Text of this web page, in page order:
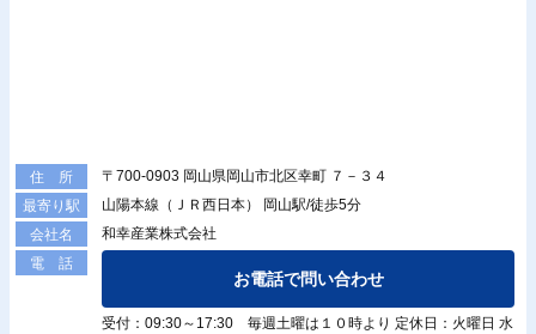
住 所
〒700-0903 岡山県岡山市北区幸町 ７－３４
最寄り駅
山陽本線（ＪＲ西日本） 岡山駅/徒歩5分
会社名
和幸産業株式会社
電 話
お電話で問い合わせ
受付：09:30～17:30 毎週土曜は１０時より 定休日：火曜日 水